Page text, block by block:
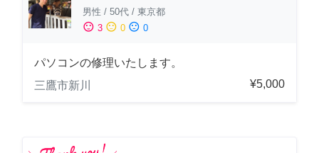
男性 / 50代 / 東京都
sentiment_satisfied 3 sentiment_neutral 0 sentiment_dissatisfied 0
パソコンの修理いたします。
三鷹市新川
¥5,000